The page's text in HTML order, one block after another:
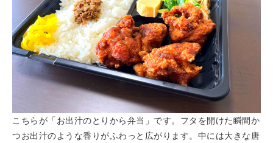
こちらが「お出汁のとりから弁当」です。フタを開けた瞬間か
つお出汁のような香りがふわっと広がります。中には大きな唐